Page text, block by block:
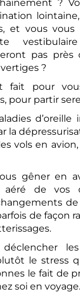
?
et vous vous
pas près
?
fait pour
pour partir
la
vols en
gêner en
aéré de vos
de façon
les
le stress
le fait de
soi en voyage.